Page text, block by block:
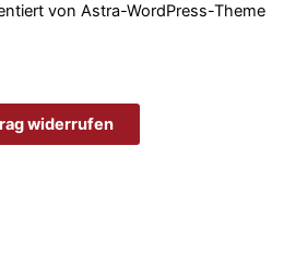
von Astra-WordPress-Theme
widerrufen